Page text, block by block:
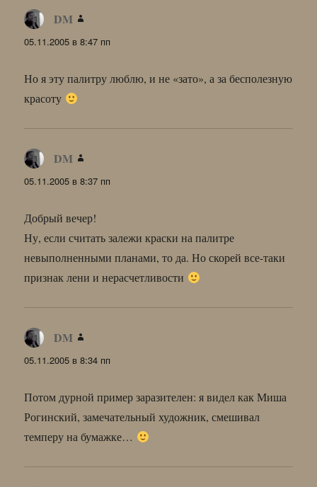
DM
05.11.2005 в 8:47 пп
Но я эту палитру люблю, и не «зато», а за бесполезную
красоту
DM
05.11.2005 в 8:37 пп
Добрый вечер!
Ну, если считать залежи краски на палитре
невыполненными планами, то да. Но скорей все-таки
признак лени и нерасчетливости
DM
05.11.2005 в 8:34 пп
Потом дурной пример заразителен: я видел как Миша
Рогинский, замечательный художник, смешивал
темперу на бумажке…